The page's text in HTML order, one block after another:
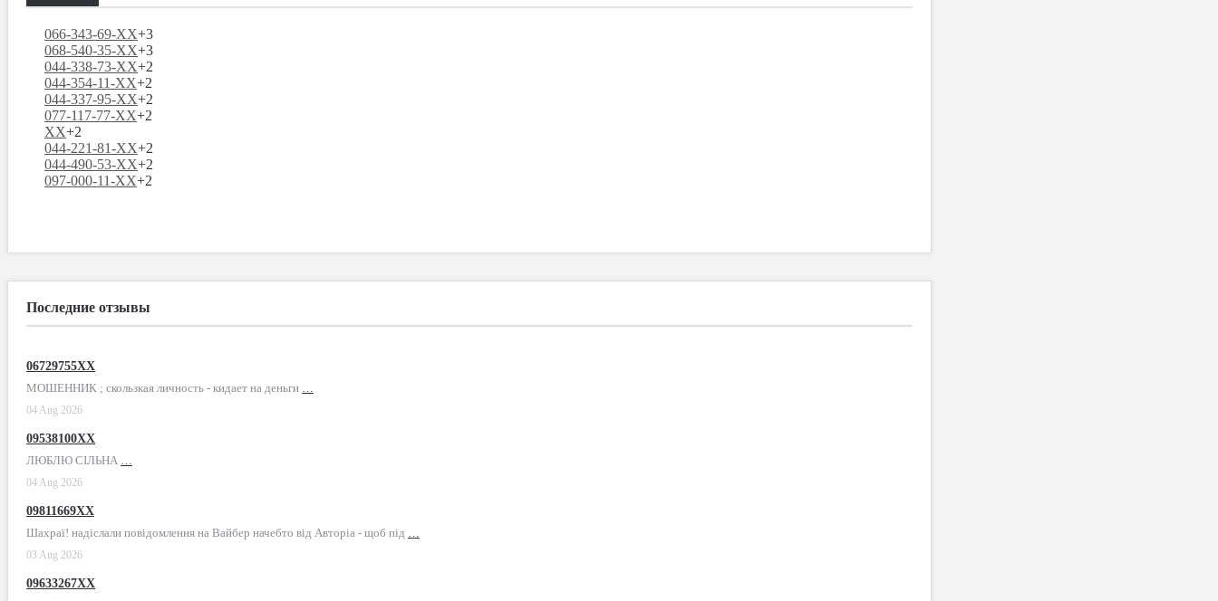
066-343-69-XX+3
068-540-35-XX+3
044-338-73-XX+2
044-354-11-XX+2
044-337-95-XX+2
077-117-77-XX+2
XX+2
044-221-81-XX+2
044-490-53-XX+2
097-000-11-XX+2
Последние отзывы
06729755XX
МОШЕННИК ; скользкая личность - кидает на деньги …
04 Aug 2026
09538100XX
ЛЮБЛЮ СІЛЬНА …
04 Aug 2026
09811669XX
Шахраї! надіслали повідомлення на Вайбер начебто від Авторіа - щоб під …
03 Aug 2026
09633267XX